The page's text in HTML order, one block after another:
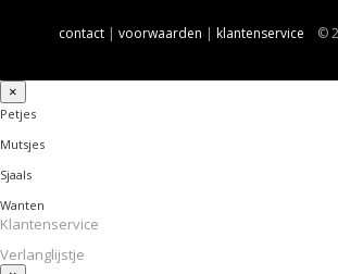
contact| voorwaarden | klantenservice ©
×
Petjes
Mutsjes
Sjaals
Wanten
Klantenservice
Verlanglijstje